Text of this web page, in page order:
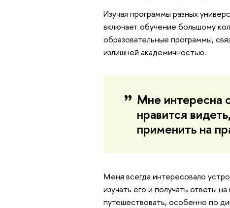
Изучая программы разных
включает обучение большому
образовательные программы,
излишней академичностью.
Мне интересна
нравится
применить на
Меня всегда интересовало
изучать его и получать ответы
путешествовать, особенно по